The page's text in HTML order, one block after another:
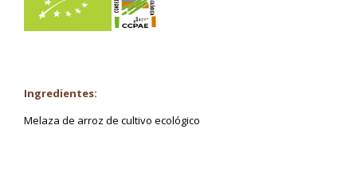
Ingredientes:
Melaza de arroz de cultivo ecológico